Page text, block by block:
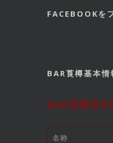
FACEBOOKを
BAR莨樽基本情
BAR莨樽基本
名称